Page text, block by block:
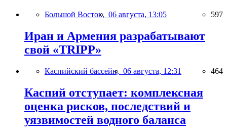
Большой Восток, 06 августа, 13:05 597
Иран и Армения разрабатывают
свой «TRIPP»
Каспийский бассейн, 06 августа, 12:31 464
Каспий отступает: комплексная
оценка рисков, последствий и
уязвимостей водного баланса